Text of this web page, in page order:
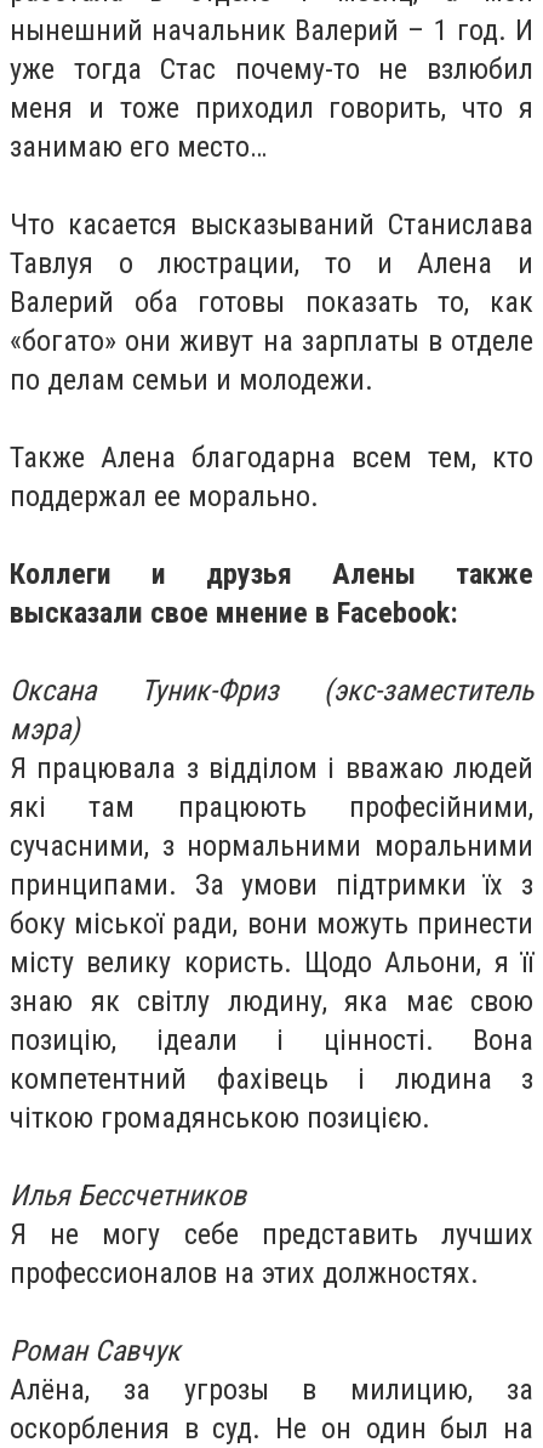
нынешний начальник Валерий – 1 год. И
уже тогда Стас почему-то не взлюбил
меня и тоже приходил говорить, что я
занимаю его место…
Что касается высказываний Станислава
Тавлуя о люстрации, то и Алена и
Валерий оба готовы показать то, как
«богато» они живут на зарплаты в отделе
по делам семьи и молодежи.
Также Алена благодарна всем тем, кто
поддержал ее морально.
Коллеги и друзья Алены также
высказали свое мнение в Facebook:
Оксана Туник-Фриз (экс-заместитель
мэра)
Я працювала з відділом і вважаю людей
які там працюють професійними,
сучасними, з нормальними моральними
принципами. За умови підтримки їх з
боку міської ради, вони можуть принести
місту велику користь. Щодо Альони, я її
знаю як світлу людину, яка має свою
позицію, ідеали і цінності. Вона
компетентний фахівець і людина з
чіткою громадянською позицією.
Илья Бессчетников
Я не могу себе представить лучших
профессионалов на этих должностях.
Роман Савчук
Алёна, за угрозы в милицию, за
оскорбления в суд. Не он один был на